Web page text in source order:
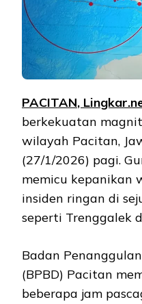
PACITAN,
berkekuatan
wilayah Pacitan,
(27/1/2026) pagi.
memicu kepanikan
insiden ringan di
seperti Trenggalek
Badan
(BPBD) Pacitan
beberapa jam